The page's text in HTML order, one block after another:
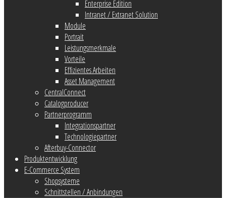
Enterprise Edition
Intranet / Extranet Solution
Module
Portrait
Leistungsmerkmale
Vorteile
Effizientes Arbeiten
Asset Management
CentralConnect
Catalogproducer
Partnerprogramm
Integrationspartner
Technologiepartner
Afterbuy-Connector
Produktentwicklung
E-Commerce System
Shopsysteme
Schnittstellen / Anbindungen